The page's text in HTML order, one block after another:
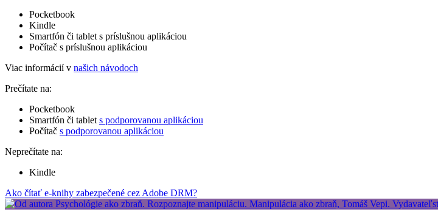
Pocketbook
Kindle
Smartfón či tablet s príslušnou aplikáciou
Počítač s príslušnou aplikáciou
Viac informácií v našich návodoch
Prečítate na:
Pocketbook
Smartfón či tablet s podporovanou aplikáciou
Počítač s podporovanou aplikáciou
Neprečítate na:
Kindle
Ako čítať e-knihy zabezpečené cez Adobe DRM?